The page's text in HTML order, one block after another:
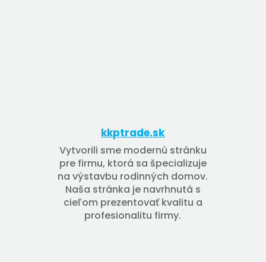
kkptrade.sk
Vytvorili sme modernú stránku
pre firmu, ktorá sa špecializuje
na výstavbu rodinných domov.
Naša stránka je navrhnutá s
cieľom prezentovať kvalitu a
profesionalitu firmy.